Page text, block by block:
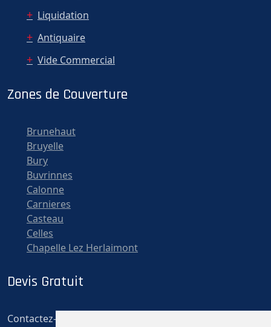
Liquidation
Antiquaire
Vide Commercial
Zones de Couverture
Brunehaut
Bruyelle
Bury
Buvrinnes
Calonne
Carnieres
Casteau
Celles
Chapelle Lez Herlaimont
Devis Gratuit
Contactez-nous pour un devis gratuit et personnalisé